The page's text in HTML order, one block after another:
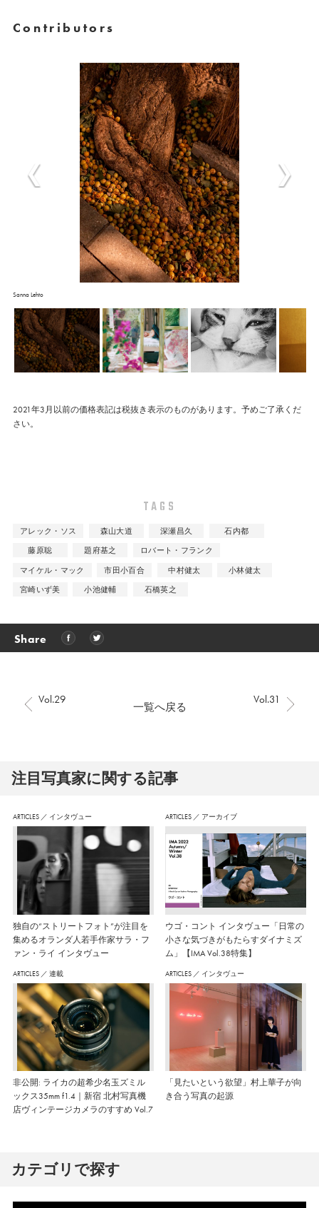
Contributors
Sanna Lehto
2021年3月以前の価格表記は税抜き表示のものがあります。予めご了承くだ
さい。
TAGS
アレック・ソス 森山大道 深瀬昌久
石内都
藤原聡
題府基之
ロバート・フランク
マイケル・マック
市田小百合 中村健太
小林健太
宮崎いず美
小池健輔 石橋英之
Share
Vol.29 Vol.31
一覧へ戻る
注⽬写真家に関する記事
ARTICLES ／ インタヴュー
独自の“ストリートフォト”が注目を
集めるオランダ人若手作家サラ・フ
ァン・ライ インタヴュー
ARTICLES ／ アーカイブ
ウゴ・コント インタヴュー「日常の
小さな気づきがもたらすダイナミズ
ム」【IMA Vol.38特集】
ARTICLES ／ 連載
非公開: ライカの超希少名玉ズミル
ックス35mm f1.4｜新宿 北村写真機
店ヴィンテージカメラのすすめ Vol.7
ARTICLES ／ インタヴュー
「見たいという欲望」村上華子が向
き合う写真の起源
カテゴリで探す